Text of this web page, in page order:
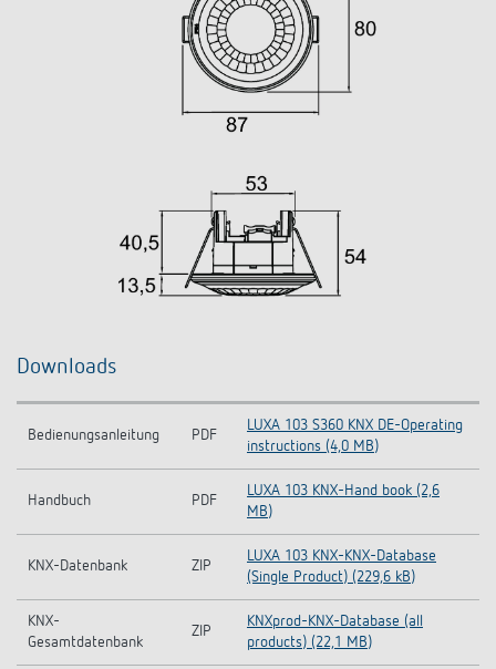
Downloads
Bedienungsanleitung PDF
LUXA 103 S360 KNX DE-Operating
instructions (4,0 MB)
Handbuch PDF
LUXA 103 KNX-Hand book (2,6
MB)
KNX-Datenbank ZIP
LUXA 103 KNX-KNX-Database
(Single Product) (229,6 kB)
KNX-
Gesamtdatenbank
ZIP
KNXprod-KNX-Database (all
products) (22,1 MB)